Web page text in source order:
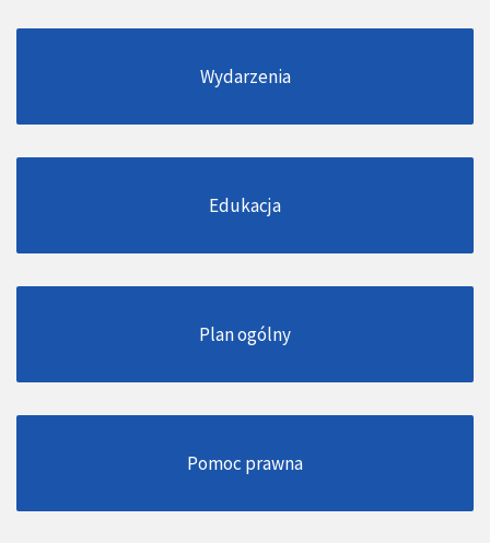
Wydarzenia
Edukacja
Plan ogólny
Pomoc prawna